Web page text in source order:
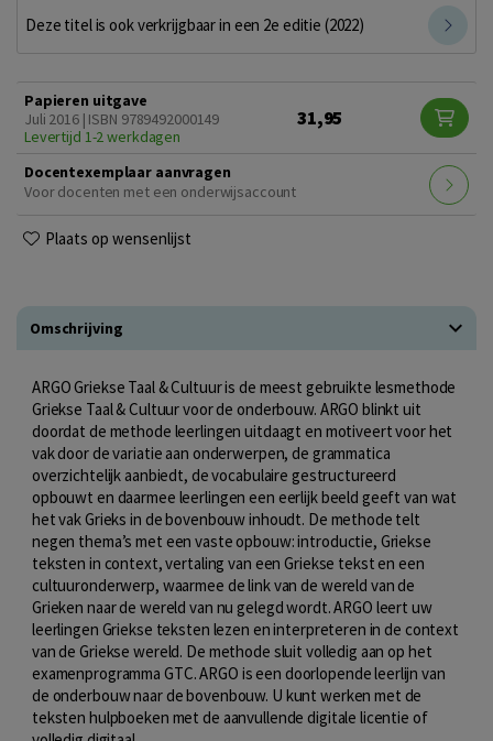
Deze titel is ook verkrijgbaar in een 2e editie (2022)
Papieren uitgave
Juli 2016 | ISBN 9789492000149
Levertijd 1-2 werkdagen
31,95
Docentexemplaar aanvragen
Voor docenten met een onderwijsaccount
Plaats op wensenlijst
Omschrijving
ARGO Griekse Taal & Cultuur is de meest gebruikte lesmethode
Griekse Taal & Cultuur voor de onderbouw. ARGO blinkt uit
doordat de methode leerlingen uitdaagt en motiveert voor het
vak door de variatie aan onderwerpen, de grammatica
overzichtelijk aanbiedt, de vocabulaire gestructureerd
opbouwt en daarmee leerlingen een eerlijk beeld geeft van wat
het vak Grieks in de bovenbouw inhoudt. De methode telt
negen thema’s met een vaste opbouw: introductie, Griekse
teksten in context, vertaling van een Griekse tekst en een
cultuuronderwerp, waarmee de link van de wereld van de
Grieken naar de wereld van nu gelegd wordt. ARGO leert uw
leerlingen Griekse teksten lezen en interpreteren in de context
van de Griekse wereld. De methode sluit volledig aan op het
examenprogramma GTC. ARGO is een doorlopende leerlijn van
de onderbouw naar de bovenbouw. U kunt werken met de
teksten hulpboeken met de aanvullende digitale licentie of